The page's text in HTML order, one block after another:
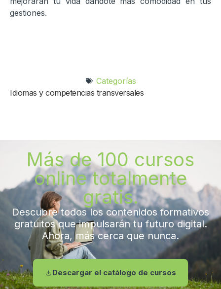
gestiones.
Categorías
Idiomas y competencias transversales
Más de 100 cursos
online totalmente
gratis.
Descubre todos los contenidos formativos
gratuitos que impulsarán tu futuro digital.
Ahora, más cerca que nunca.
Descargar el catálogo de cursos